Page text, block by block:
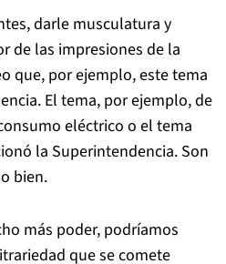
darle musculatura y
de las impresiones de la
que, por ejemplo, este tema
El tema, por ejemplo, de
eléctrico o el tema
la Superintendencia. Son
bien.
más poder, podríamos
que se comete